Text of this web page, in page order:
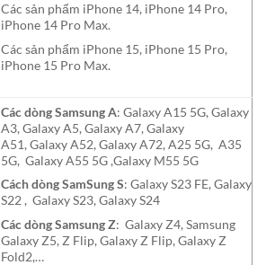
Các sản phẩm iPhone 14, iPhone 14 Pro,
iPhone 14 Pro Max.
Các sản phẩm iPhone 15, iPhone 15 Pro,
iPhone 15 Pro Max.
Các dòng Samsung A: Galaxy A15 5G, Galaxy
A3, Galaxy A5, Galaxy A7, Galaxy
A51, Galaxy A52, Galaxy A72, A25 5G, A35
5G, Galaxy A55 5G ,Galaxy M55 5G
Cách dòng SamSung S: Galaxy S23 FE, Galaxy
S22 , Galaxy S23, Galaxy S24
Các dòng Samsung Z: Galaxy Z4, Samsung
Galaxy Z5, Z Flip, Galaxy Z Flip, Galaxy Z
Fold2,…